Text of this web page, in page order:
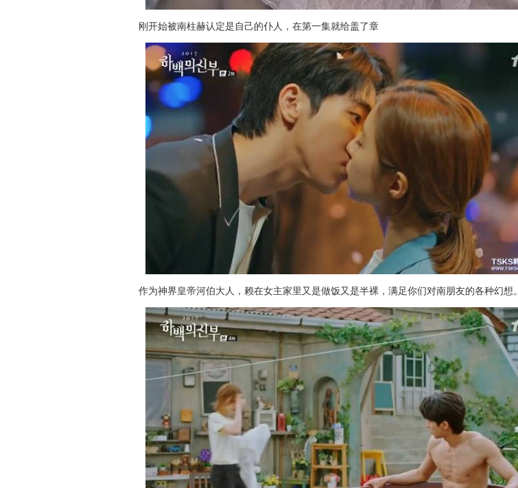
刚开始被南柱赫认定是自己的仆人，在第一集就给盖了章
作为神界皇帝河伯大人，赖在女主家里又是做饭又是半裸，满足你们对南朋友的各种幻想。